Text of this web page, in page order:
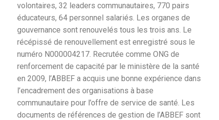
volontaires, 32 leaders communautaires, 770 pairs
éducateurs, 64 personnel salariés. Les organes de
gouvernance sont renouvelés tous les trois ans. Le
récépissé de renouvellement est enregistré sous le
numéro N000004217. Recrutée comme ONG de
renforcement de capacité par le ministère de la santé
en 2009, l’ABBEF a acquis une bonne expérience dans
l’encadrement des organisations à base
communautaire pour l’offre de service de santé. Les
documents de références de gestion de l’ABBEF sont